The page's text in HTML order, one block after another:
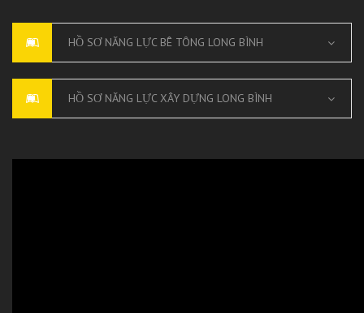
HỒ SƠ NĂNG LỰC BÊ TÔNG LONG BÌNH
HỒ SƠ NĂNG LỰC XÂY DỰNG LONG BÌNH